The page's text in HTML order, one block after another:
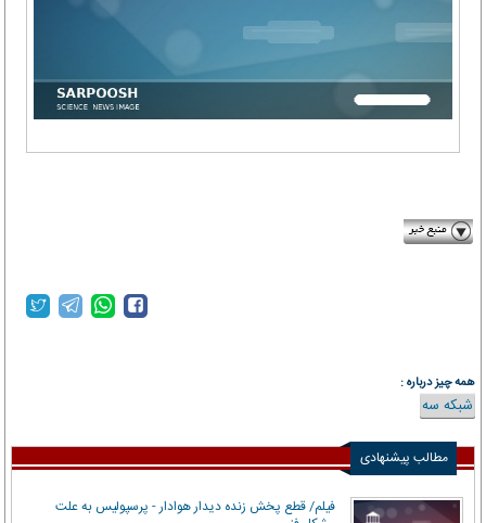
همه چیز درباره :
شبکه سه
مطالب پیشنهادی
فیلم/ قطع پخش زنده دیدار هوادار - پرسپولیس به علت